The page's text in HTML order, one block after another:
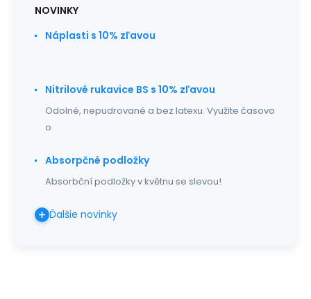
NOVINKY
Náplasti s 10% zľavou
Nitrilové rukavice BS s 10% zľavou
Odolné, nepudrované a bez latexu. Využite časovo
o
Absorpčné podložky
Absorbční podložky v květnu se slevou!
Ďalšie novinky